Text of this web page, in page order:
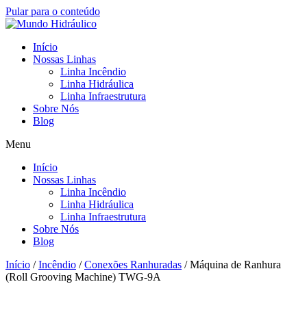
Pular para o conteúdo
Início
Nossas Linhas
Linha Incêndio
Linha Hidráulica
Linha Infraestrutura
Sobre Nós
Blog
Menu
Início
Nossas Linhas
Linha Incêndio
Linha Hidráulica
Linha Infraestrutura
Sobre Nós
Blog
Início /Incêndio /Conexões Ranhuradas / Máquina de Ranhura
(Roll Grooving Machine) TWG-9A